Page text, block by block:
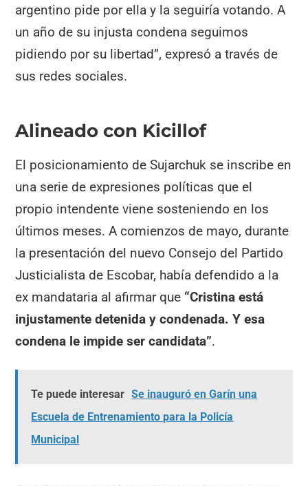
argentino pide por ella y la seguiría votando. A
un año de su injusta condena seguimos
pidiendo por su libertad”, expresó a través de
sus redes sociales.
Alineado con Kicillof
El posicionamiento de Sujarchuk se inscribe en
una serie de expresiones políticas que el
propio intendente viene sosteniendo en los
últimos meses. A comienzos de mayo, durante
la presentación del nuevo Consejo del Partido
Justicialista de Escobar, había defendido a la
ex mandataria al afirmar que “Cristina está
injustamente detenida y condenada. Y esa
condena le impide ser candidata”.
Te puede interesar Se inauguró en Garín una
Escuela de Entrenamiento para la Policía
Municipal